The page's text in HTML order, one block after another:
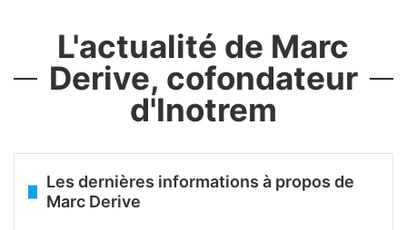
L'actualité de Marc
Derive, cofondateur
d'Inotrem
Les dernières informations à propos de
Marc Derive